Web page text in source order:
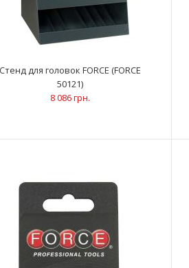
Стенд для головок FORCE (FORCE
50121)
8 086 грн.